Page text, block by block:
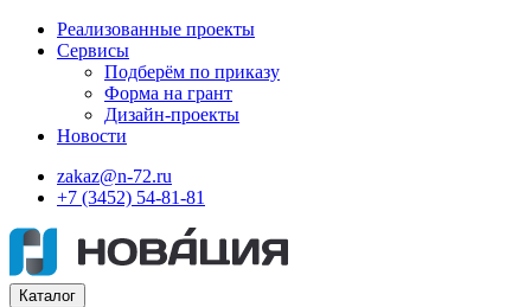
Реализованные проекты
Сервисы
Подберём по приказу
Форма на грант
Дизайн-проекты
Новости
zakaz@n-72.ru
+7 (3452) 54-81-81
Каталог